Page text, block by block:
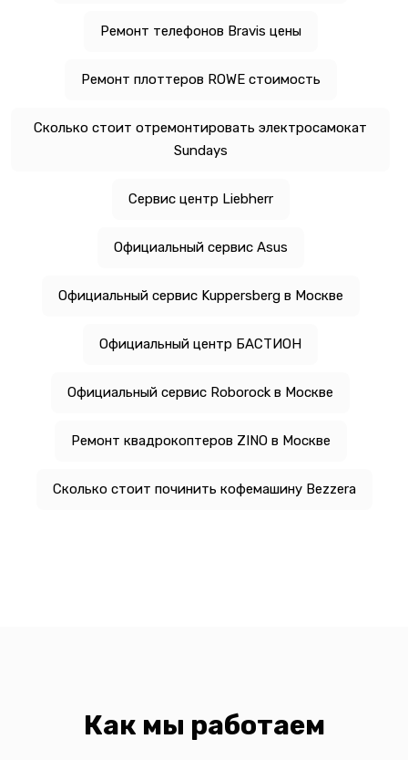
Ремонт телефонов Bravis цены
Ремонт плоттеров ROWE стоимость
Сколько стоит отремонтировать электросамокат
Sundays
Сервис центр Liebherr
Официальный сервис Asus
Официальный сервис Kuppersberg в Москве
Официальный центр БАСТИОН
Официальный сервис Roborock в Москве
Ремонт квадрокоптеров ZINO в Москве
Сколько стоит починить кофемашину Bezzera
Как мы работаем